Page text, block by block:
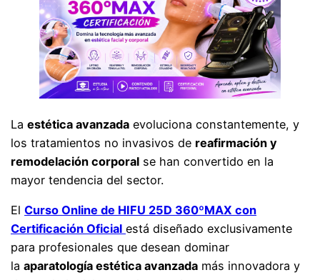
Laestética avanzada evoluciona constantemente, y
los tratamientos no invasivos de reafirmación y
remodelación corporal se han convertido en la
mayor tendencia del sector.
ElCurso Online de HIFU 25D 360ºMAX con
Certificación Oficial está diseñado exclusivamente
para profesionales que desean dominar
laaparatología estética avanzada más innovadora y